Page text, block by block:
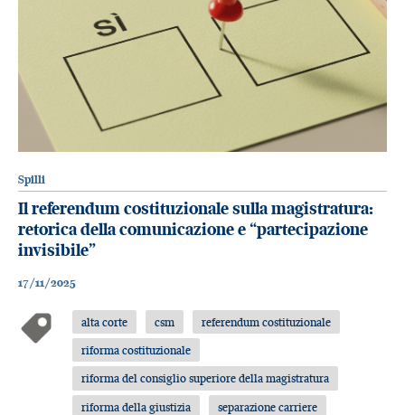
Spilli
Il referendum costituzionale sulla magistratura:
retorica della comunicazione e “partecipazione
invisibile”
17/11/2025
alta corte csm
referendum costituzionale
riforma costituzionale
riforma del consiglio superiore della magistratura
riforma della giustizia
separazione carriere